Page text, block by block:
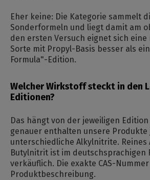
Eher keine: Die Kategorie sammelt
Sonderformeln und liegt damit am
den ersten Versuch eignet sich
Sorte mit Propyl-Basis besser als
Formula"-Edition.
Welcher Wirkstoff steckt in den
Editionen?
Das hängt von der jeweiligen Edition
genauer enthalten unsere Produkte
unterschiedliche Alkylnitrite. Reines
Butylnitrit ist im deutschsprachigen
verkäuflich. Die exakte CAS-
Produktbeschreibung.